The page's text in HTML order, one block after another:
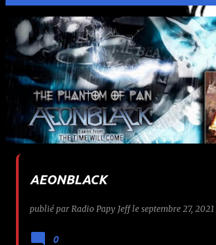
c
AEONBLACK
publié par Radio Papy Jeff le septembre 27, 2021
0